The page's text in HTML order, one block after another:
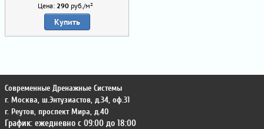
Цена: 290 руб./м²
Купить
Современные Дренажные Системы
г. Москва, ш.Энтузиастов, д.34, оф.31
г. Реутов, проспект Мира, д.40
График: ежедневно с 09:00 до 18:00